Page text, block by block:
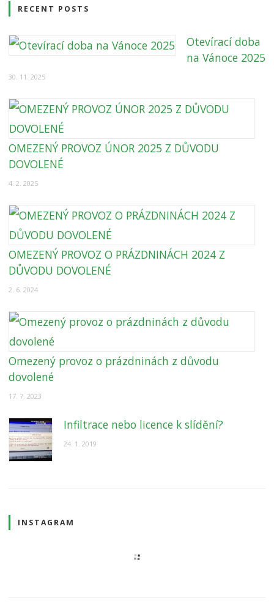
RECENT POSTS
Otevírací doba
na Vánoce 2025
30. 11. 2025
OMEZENÝ PROVOZ ÚNOR 2025 Z DŮVODU
DOVOLENÉ
4. 2. 2025
OMEZENÝ PROVOZ O PRÁZDNINÁCH 2024 Z
DŮVODU DOVOLENÉ
2. 6. 2024
Omezený provoz o prázdninách z důvodu
dovolené
17. 7. 2023
Infiltrace nebo licence k slídění?
24. 1. 2019
INSTAGRAM